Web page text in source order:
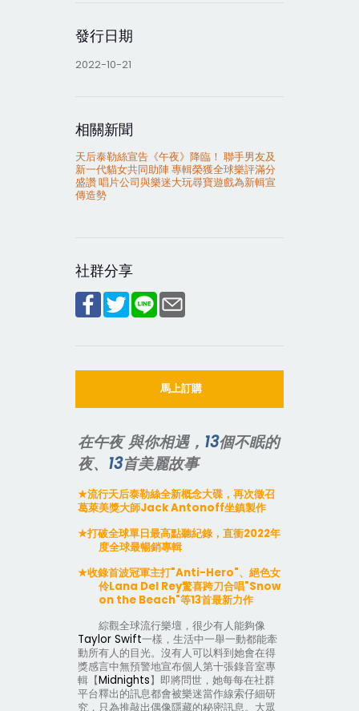
發行日期
2022-10-21
相關新聞
天后泰勒絲宣告《午夜》降臨！ 聯手男友及
新一代貓女共同助陣 專輯榮獲全球樂評滿分
盛讚 唱片公司與樂迷大玩尋寶遊戲為新輯宣
傳造勢
社群分享
馬上訂購
在午夜 與你相遇， 13個不眠的
夜、 13首美麗故事
★流行天后泰勒絲全新概念大碟，再次徵召
葛萊美獎大師Jack Antonoff坐鎮製作
★打破全球單日最高點聽紀錄，直衝2022年
度全球最暢銷專輯
★收錄首波冠軍主打"Anti-Hero"、絕色女
伶Lana Del Rey驚喜跨刀合唱"Snow
on the Beach"等13首最新力作
綜觀全球流行樂壇，很少有人能夠像
Taylor Swift一樣，生活中一舉一動都能牽
動所有人的目光。沒有人可以料到她會在得
獎感言中無預警地宣布個人第十張錄音室專
輯【Midnights】即將問世，她每每在社群
平台釋出的訊息都會被樂迷當作線索仔細研
究，只為推敲出偶像隱藏的秘密訊息。大眾